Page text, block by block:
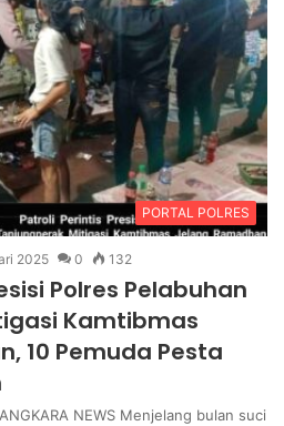
PORTAL POLRES
2025 0 132
Polres Pelabuhan
Kamtibmas
10 Pemuda Pesta
NEWS Menjelang bulan suci